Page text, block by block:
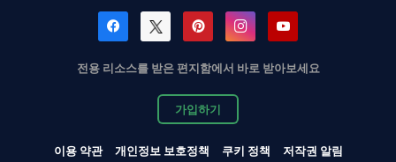
전용 리소스를 받은 편지함에서 바로 받아보세요
가입하기
이용 약관 개인정보 보호정책 쿠키 정책
저작권 알림